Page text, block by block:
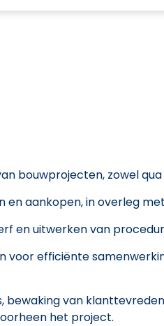
bouwprojecten, zowel
en aankopen, in overleg
en uitwerken van
voor efficiënte
van
het project.